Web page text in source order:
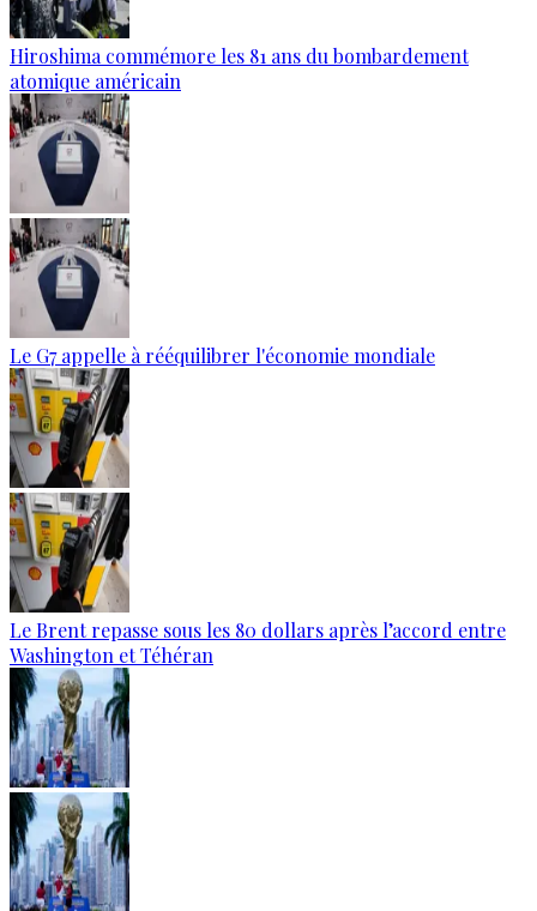
Hiroshima commémore les 81 ans du bombardement
atomique américain
Le G7 appelle à rééquilibrer l'économie mondiale
Le Brent repasse sous les 80 dollars après l’accord entre
Washington et Téhéran